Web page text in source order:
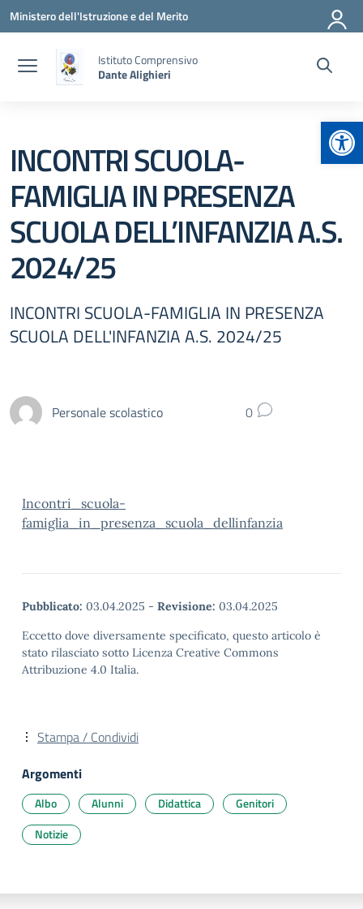
Vai ai contenuti
Vai al menu di navigazione
Vai al footer
Ministero dell'Istruzione e del Merito
Istituto Comprensivo
Dante Alighieri
INCONTRI SCUOLA-
FAMIGLIA IN PRESENZA
SCUOLA DELL’INFANZIA A.S.
2024/25
INCONTRI SCUOLA-FAMIGLIA IN PRESENZA
SCUOLA DELL'INFANZIA A.S. 2024/25
Personale scolastico 0
Incontri_scuola-
famiglia_in_presenza_scuola_dellinfanzia
Pubblicato: 03.04.2025 - Revisione: 03.04.2025
Eccetto dove diversamente specificato, questo articolo è
stato rilasciato sotto Licenza Creative Commons
Attribuzione 4.0 Italia.
Stampa / Condividi
Argomenti
Albo Alunni Didattica
Genitori
Notizie